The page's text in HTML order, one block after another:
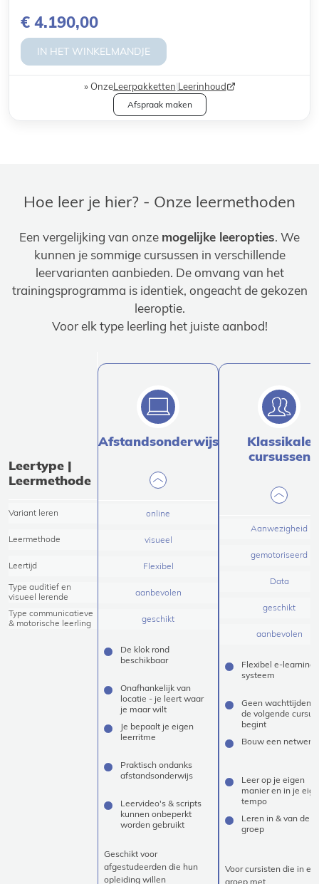
€ 4.190,00
IN HET WINKELMANDJE
OnzeLeerpakketten|Leerinhoud
Afspraak maken
Hoe leer je hier? - Onze leermethoden
Een vergelijking van onze mogelijke leeropties. We
kunnen je sommige cursussen in verschillende
leervarianten aanbieden. De omvang van het
trainingsprogramma is identiek, ongeacht de gekozen
leeroptie.
Voor elk type leerling het juiste aanbod!
Leertype |
Leermethode
Variant leren
Leermethode
Leertijd
Type auditief en
visueel lerende
Type communicatieve
& motorische leerling
Afstandsonderwijs
online
visueel
Flexibel
aanbevolen
geschikt
De klok rond
beschikbaar
Onafhankelijk van
locatie - je leert waar
je maar wilt
Je bepaalt je eigen
leerritme
Praktisch ondanks
afstandsonderwijs
Leervideo's & scripts
kunnen onbeperkt
worden gebruikt
Geschikt voor
afgestudeerden die hun
opleiding willen
Klassikale
cursussen
Aanwezigheid
gemotoriseerd
Data
geschikt
aanbevolen
Flexibel e-learning
systeem
Geen wachttijden
de volgende cursus
begint
Bouw een netwerk
Leer op je eigen
manier en in je
tempo
Leren in & van de
groep
Voor cursisten die in
groep met